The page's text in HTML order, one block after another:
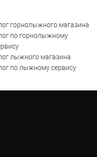
горнолыжного магазина
по горнолыжному
лыжного магазина
по лыжному сервису